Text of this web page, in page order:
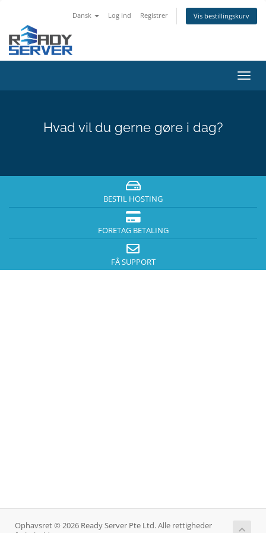
Dansk Log ind Registrer Vis bestillingskurv
Skift
Hvad vil du gerne gøre i dag?
BESTIL HOSTING
FORETAG BETALING
FÅ SUPPORT
Ophavsret © 2026 Ready Server Pte Ltd. Alle rettigheder